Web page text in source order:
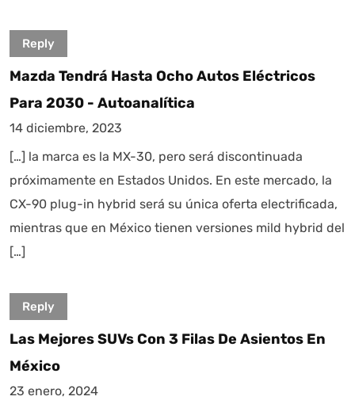
Reply
Mazda Tendrá Hasta Ocho Autos Eléctricos
Para 2030 - Autoanalítica
14 diciembre, 2023
[…] la marca es la MX-30, pero será discontinuada
próximamente en Estados Unidos. En este mercado, la
CX-90 plug-in hybrid será su única oferta electrificada,
mientras que en México tienen versiones mild hybrid del
[…]
Reply
Las Mejores SUVs Con 3 Filas De Asientos En
México
23 enero, 2024